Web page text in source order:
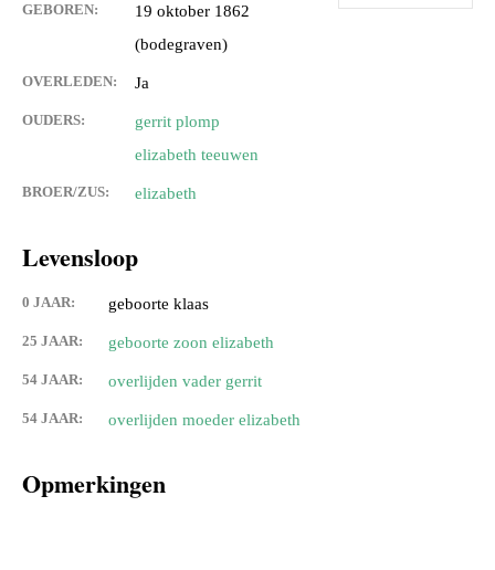
GEBOREN:
19 oktober 1862
(bodegraven)
OVERLEDEN: Ja
OUDERS:
gerrit plomp
elizabeth teeuwen
BROER/ZUS: elizabeth
Levensloop
0 JAAR: geboorte klaas
25 JAAR: geboorte zoon elizabeth
54 JAAR: overlijden vader gerrit
54 JAAR: overlijden moeder elizabeth
Opmerkingen